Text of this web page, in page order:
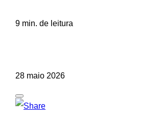
9 min. de leitura
28 maio 2026